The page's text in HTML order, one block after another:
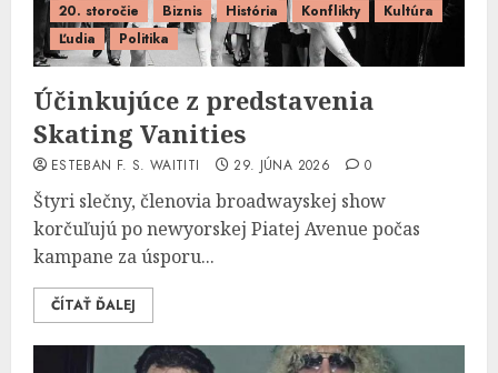
20. storočie Biznis História Konflikty
Kultúra
Ľudia
Politika
Účinkujúce z predstavenia
Skating Vanities
ESTEBAN F. S. WAITITI 29. JÚNA 2026 0
Štyri slečny, členovia broadwayskej show
korčuľujú po newyorskej Piatej Avenue počas
kampane za úsporu...
ČÍTAŤ ĎALEJ